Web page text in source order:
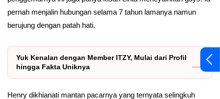
pernah menjalin hubungan selama 7 tahun lamanya namun
berujung dengan patah hati.
Yuk Kenalan dengan Member ITZY, Mulai dari Profil
hingga Fakta Uniknya
Henry dikhianati mantan pacarnya yang ternyata selingkuh